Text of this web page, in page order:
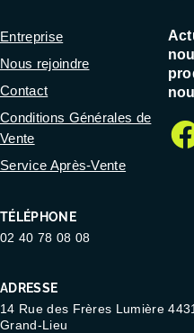
TÉLÉPHONE
02 40 78 08 08
ADRESSE
14 Rue des Frères Lumière
Grand-Lieu
Entreprise
Nous rejoindre
Contact
Conditions Générales de
Vente
Service Après-Vente